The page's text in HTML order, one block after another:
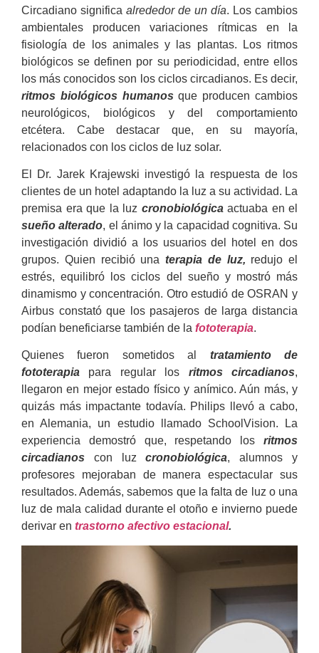
Circadiano significa alrededor de un día. Los cambios
ambientales producen variaciones rítmicas en la
fisiología de los animales y las plantas. Los ritmos
biológicos se definen por su periodicidad, entre ellos
los más conocidos son los ciclos circadianos. Es decir,
ritmos biológicos humanos que producen cambios
neurológicos, biológicos y del comportamiento
etcétera. Cabe destacar que, en su mayoría,
relacionados con los ciclos de luz solar.
El Dr. Jarek Krajewski investigó la respuesta de los
clientes de un hotel adaptando la luz a su actividad. La
premisa era que la luz cronobiológicaactuaba en el
sueño alterado, el ánimo y la capacidad cognitiva. Su
investigación dividió a los usuarios del hotel en dos
grupos. Quien recibió una terapia de luz, redujo el
estrés, equilibró los ciclos del sueño y mostró más
dinamismo y concentración. Otro estudió de OSRAN y
Airbus constató que los pasajeros de larga distancia
podían beneficiarse también de la fototerapia.
Quienes fueron sometidos al tratamiento de
fototerapia para regular los ritmos circadianos,
llegaron en mejor estado físico y anímico. Aún más, y
quizás más impactante todavía. Philips llevó a cabo,
en Alemania, un estudio llamado SchoolVision. La
experiencia demostró que, respetando los ritmos
circadianos con luzcronobiológica, alumnos y
profesores mejoraban de manera espectacular sus
resultados. Además, sabemos que la falta de luz o una
luz de mala calidad durante el otoño e invierno puede
derivar en trastorno afectivo estacional.